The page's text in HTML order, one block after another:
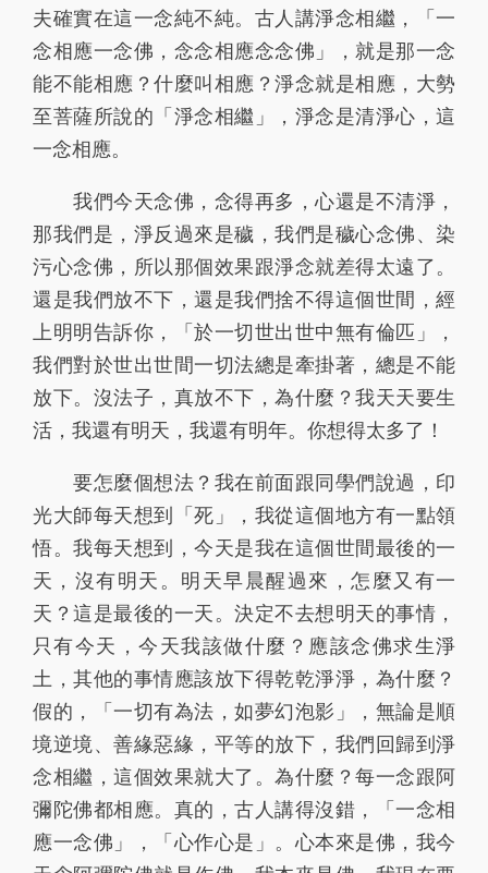
81 84
86 87 88 89 90
91 92 93 94 95
101 102 103 104 105
106 107 108 109 110
111 113 115
116 117 118 119 120
121 122 123 124 125
131 132 133 134 135
136 137 138 139 140
141 142 143
146 147 148 149 150
151 152 153 154 155
156 157 158 159 160
161 162 163 164 165
166 168 169 170
夫確實在這一念純不純。古人講淨念相繼，「一
念相應一念佛，念念相應念念佛」，就是那一念
能不能相應？什麼叫相應？淨念就是相應，大勢
至菩薩所說的「淨念相繼」，淨念是清淨心，這
一念相應。
我們今天念佛，念得再多，心還是不清淨，
那我們是，淨反過來是穢，我們是穢心念佛、染
污心念佛，所以那個效果跟淨念就差得太遠了。
還是我們放不下，還是我們捨不得這個世間，經
上明明告訴你，「於一切世出世中無有倫匹」，
我們對於世出世間一切法總是牽掛著，總是不能
放下。沒法子，真放不下，為什麼？我天天要生
活，我還有明天，我還有明年。你想得太多了！
要怎麼個想法？我在前面跟同學們說過，印
光大師每天想到「死」，我從這個地方有一點領
悟。我每天想到，今天是我在這個世間最後的一
天，沒有明天。明天早晨醒過來，怎麼又有一
天？這是最後的一天。決定不去想明天的事情，
只有今天，今天我該做什麼？應該念佛求生淨
土，其他的事情應該放下得乾乾淨淨，為什麼？
假的，「一切有為法，如夢幻泡影」，無論是順
境逆境、善緣惡緣，平等的放下，我們回歸到淨
念相繼，這個效果就大了。為什麼？每一念跟阿
彌陀佛都相應。真的，古人講得沒錯，「一念相
應一念佛」，「心作心是」。心本來是佛，我今